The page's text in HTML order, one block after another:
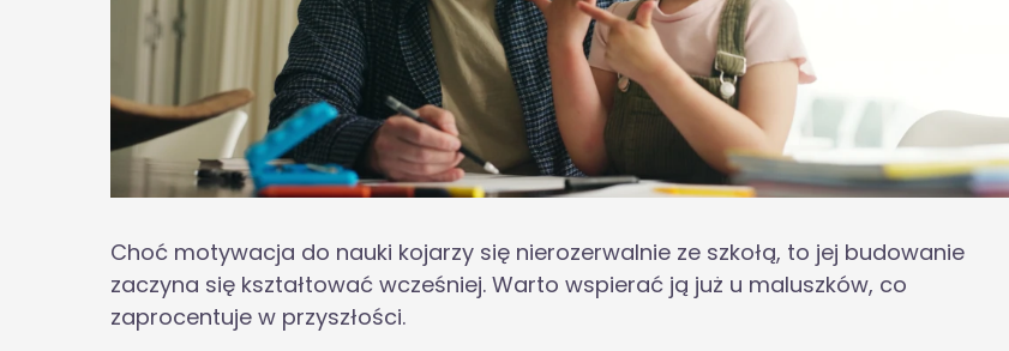
Choć motywacja do nauki kojarzy się nierozerwalnie ze szkołą, to jej budowanie
zaczyna się kształtować wcześniej. Warto wspierać ją już u maluszków, co
zaprocentuje w przyszłości.